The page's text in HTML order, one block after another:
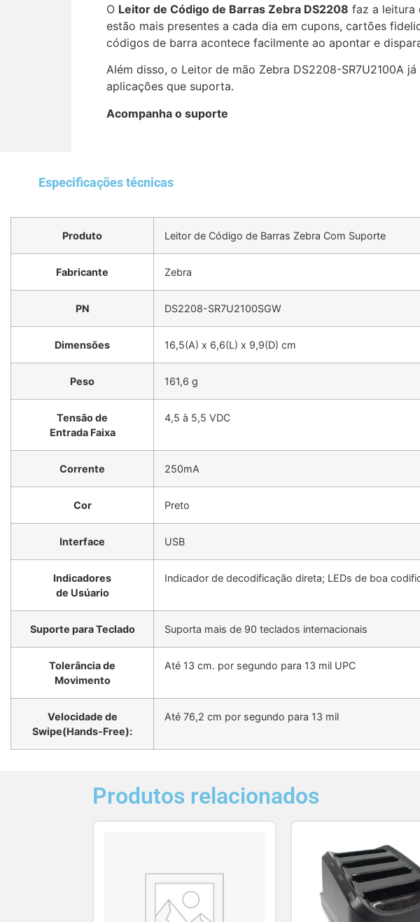
O Leitor de Código de Barras Zebra DS2208 faz a leitura
estão mais presentes a cada dia em cupons, cartões
códigos de barra acontece facilmente ao apontar e
Além disso, o Leitor de mão Zebra DS2208-SR7U2100A
aplicações que suporta.
Acompanha o suporte
Especificações técnicas
Produto Leitor de Código de Barras Zebra Com Suporte
Fabricante Zebra
PN DS2208-SR7U2100SGW
Dimensões 16,5(A) x 6,6(L) x 9,9(D) cm
Peso 161,6 g
Tensão de
Entrada Faixa
4,5 à 5,5 VDC
Corrente 250mA
Cor Preto
Interface USB
Indicadores
de Usúario
Indicador de decodificação direta; LEDs de boa
Suporte para Teclado Suporta mais de 90 teclados internacionais
Tolerância de
Movimento
Até 13 cm. por segundo para 13 mil UPC
Velocidade de
Swipe(Hands-Free):
Até 76,2 cm por segundo para 13 mil
Produtos relacionados